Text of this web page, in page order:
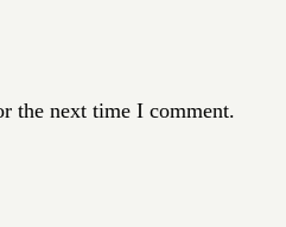
the next time I comment.